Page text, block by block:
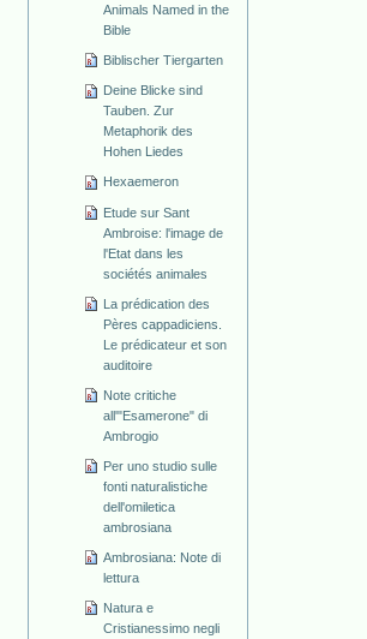
Animals Named in the
Bible
Biblischer Tiergarten
Deine Blicke sind
Tauben. Zur
Metaphorik des
Hohen Liedes
Hexaemeron
Etude sur Sant
Ambroise: l'image de
l'Etat dans les
sociétés animales
La prédication des
Pères cappadiciens.
Le prédicateur et son
auditoire
Note critiche
all'"Esamerone" di
Ambrogio
Per uno studio sulle
fonti naturalistiche
dell'omiletica
ambrosiana
Ambrosiana: Note di
lettura
Natura e
Cristianessimo negli